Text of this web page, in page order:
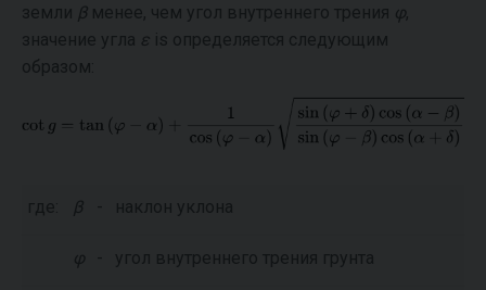
земли βменее, чем угол внутреннего трения φ,
значение угла ε is определяется следующим
образом:
где: β - наклон уклона
φ - угол внутреннего трения грунта